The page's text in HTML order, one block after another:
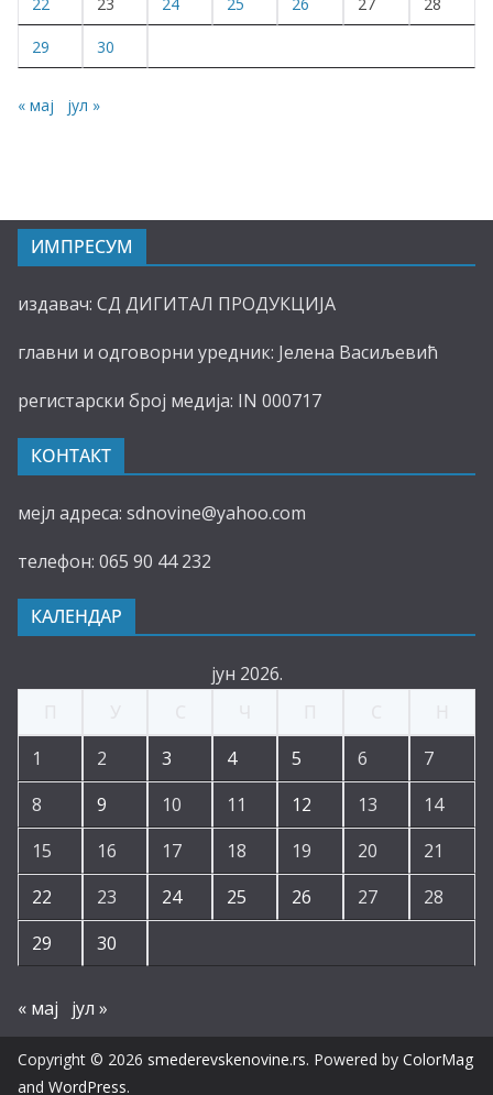
29 30
« мај јул »
ИМПРЕСУМ
издавач: СД ДИГИТАЛ ПРОДУКЦИЈА
главни и одговорни уредник: Јелена Васиљевић
регистарски број медија: IN 000717
КОНТАКТ
мејл адреса: sdnovine@yahoo.com
телефон: 065 90 44 232
КАЛЕНДАР
јун 2026.
1
2 3 4 5 6
7
8
9 10 11 12 13
14
15
16 17 18 19 20
21
22
23 24 25 26 27
28
29
30
« мај јул »
Copyright © 2026 smederevskenovine.rs. Powered by ColorMag
and WordPress.